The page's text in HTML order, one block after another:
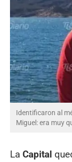
Identificaron al
Miguel: era muy
La Capital